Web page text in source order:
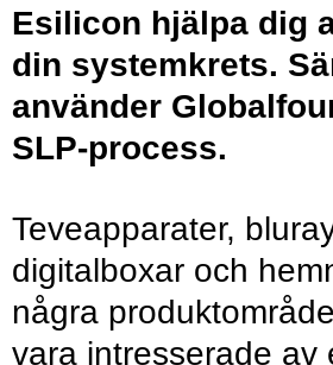
Esilicon hjälpa dig
din systemkrets.
använder
SLP-process.
Teveapparater,
digitalboxar och
några
vara intresserade av